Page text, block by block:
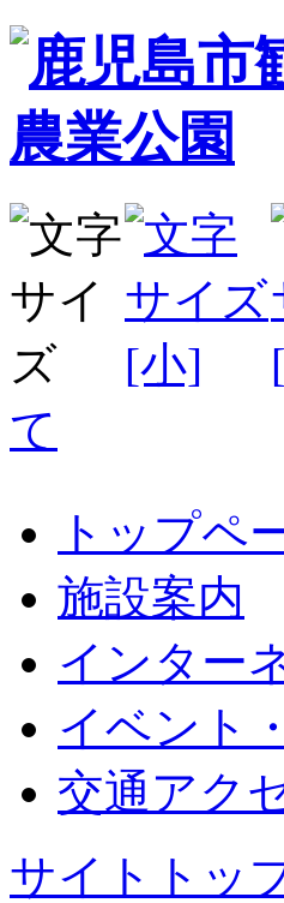
て
トップペ
施設案内
インター
イベント
交通アク
サイトトッ